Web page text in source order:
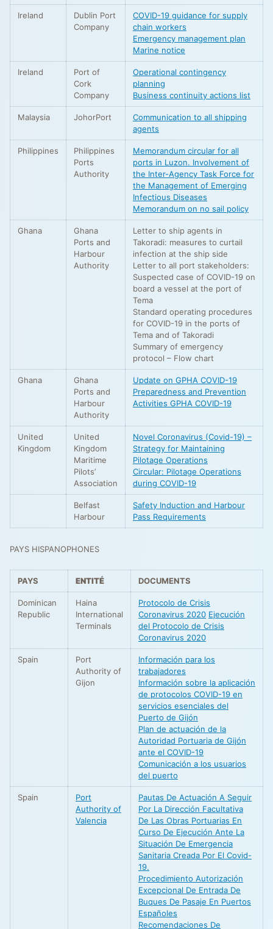
Ireland
Dublin Port
Company
COVID-19 guidance for supply
chain workers
Emergency management plan
Marine notice
Ireland
Port of
Cork
Company
Operational contingency
planning
Business continuity actions list
Malaysia JohorPort
Communication to all shipping
agents
Philippines
Philippines
Ports
Authority
Memorandum circular for all
ports in Luzon. Involvement of
the Inter-Agency Task Force for
the Management of Emerging
Infectious Diseases
Memorandum on no sail policy
Ghana
Ghana
Ports and
Harbour
Authority
Letter to ship agents in
Takoradi: measures to curtail
infection at the ship side
Letter to all port stakeholders:
Suspected case of COVID-19 on
board a vessel at the port of
Tema
Standard operating procedures
for COVID-19 in the ports of
Tema and of Takoradi
Summary of emergency
protocol – Flow chart
Ghana
Ghana
Ports and
Harbour
Authority
Update on GPHA COVID-19
Preparedness and Prevention
Activities GPHA COVID-19
United
Kingdom
United
Kingdom
Maritime
Pilots’
Association
Novel Coronavirus (Covid-19) –
Strategy for Maintaining
Pilotage Operations
Circular: Pilotage Operations
during COVID-19
Belfast
Harbour
Safety Induction and Harbour
Pass Requirements
PAYS HISPANOPHONES
PAYS ENTITÉ DOCUMENTS
Dominican
Republic
Haina
International
Terminals
Protocolo de Crisis
Coronavirus 2020 Ejecución
del Protocolo de Crisis
Coronavirus 2020
Spain
Port
Authority of
Gijon
Información para los
trabajadores
Información sobre la aplicación
de protocolos COVID-19 en
servicios esenciales del
Puerto de Gijón
Plan de actuación de la
Autoridad Portuaria de Gijón
ante el COVID-19
Comunicación a los usuarios
del puerto
Spain
Port
Authority of
Valencia
Pautas De Actuación A Seguir
Por La Dirección Facultativa
De Las Obras Portuarias En
Curso De Ejecución Ante La
Situación De Emergencia
Sanitaria Creada Por El Covid-
19.
Procedimiento Autorización
Excepcional De Entrada De
Buques De Pasaje En Puertos
Españoles
Recomendaciones De